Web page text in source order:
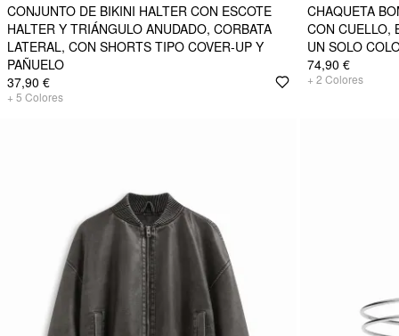
CONJUNTO DE BIKINI HALTER CON ESCOTE
HALTER Y TRIÁNGULO ANUDADO, CORBATA
LATERAL, CON SHORTS TIPO COVER-UP Y
PAÑUELO
37,90 €
+ 5 Colores
CHAQUETA
CON CUELLO,
UN SOLO
74,90 €
+ 2 Colores